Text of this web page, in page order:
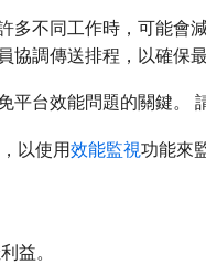
多不同工作時，可能會
調傳送排程，以確保最
平台效能問題的關鍵。
，以使用效能監視功能來
益。